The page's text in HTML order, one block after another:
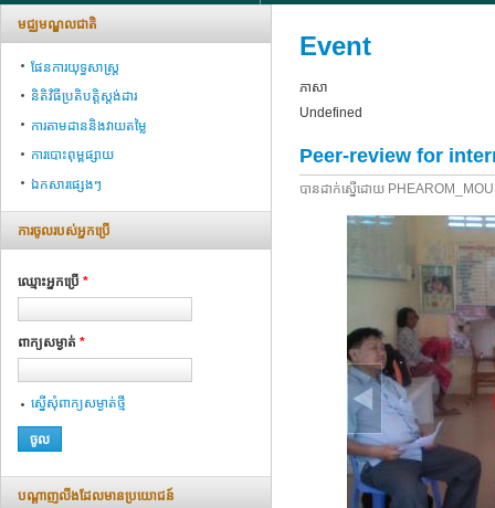
Event
ភាសា
Undefined
Peer-review for
បាន​ដាក់​ស្នើ​ដោយ​
មជ្ឈមណ្ឌលជាតិ
ផែនការយុទ្ធសាស្ត្រ
និតិវិធីប្រតិបត្តិស្ដង់ដារ
ការតាមដាននិងវាយតម្លៃ
ការបោះពុម្ពផ្សាយ
ឯកសារផ្សេងៗ
ការ​ចូល​របស់​អ្នក​ប្រើ
ឈ្មោះអ្នក​ប្រើ *
ពាក្យ​សម្ងាត់ *
ស្នើ​សុំ​ពាក្យ​សម្ងាត់​ថ្មី
បណ្ដាញ​លីងដែលមានប្រយោជន៍